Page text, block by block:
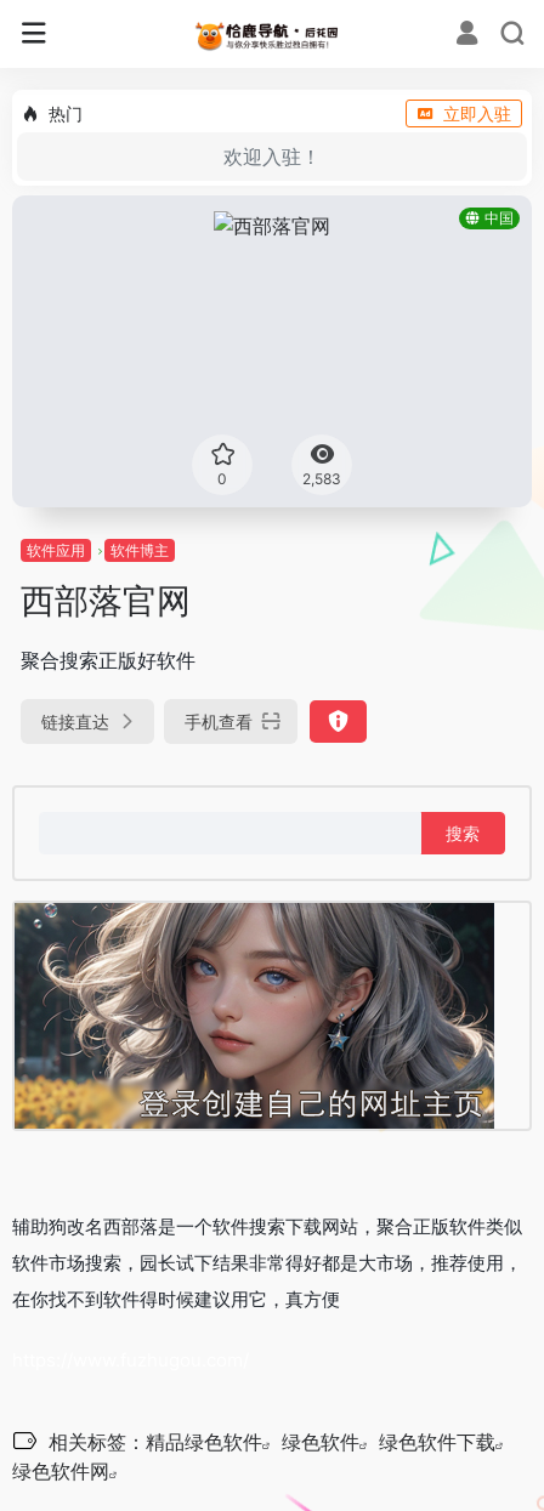
热门 立即入驻
欢迎入驻！
中国
0 2,583
软件应用 软件博主
西部落官网
聚合搜索正版好软件
链接直达 手机查看
辅助狗改名西部落是一个软件搜索下载网站，聚合正版软件类似
软件市场搜索，园长试下结果非常得好都是大市场，推荐使用，
在你找不到软件得时候建议用它，真方便
相关标签： 精品绿色软件 绿色软件
绿色软件下载
绿色软件网